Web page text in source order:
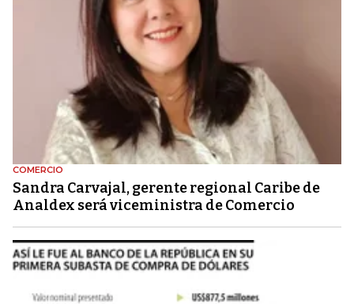
COMERCIO
Sandra Carvajal, gerente regional Caribe de
Analdex será viceministra de Comercio